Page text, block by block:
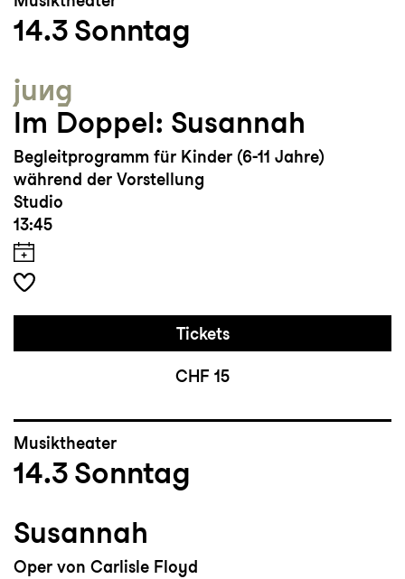
14.3 Sonntag
jung
Im Doppel: Susannah
Begleitprogramm für Kinder (6-11 Jahre)
während der Vorstellung
Studio
13:45
Tickets
CHF 15
Musiktheater
14.3 Sonntag
Susannah
Oper von Carlisle Floyd